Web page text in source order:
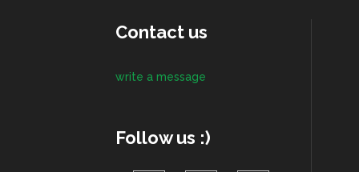
Contact us
write a message
Follow us :)